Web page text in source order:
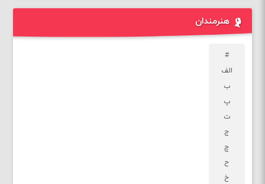
هنرمندان
#
الف
ب
پ
ت
ج
چ
ح
خ